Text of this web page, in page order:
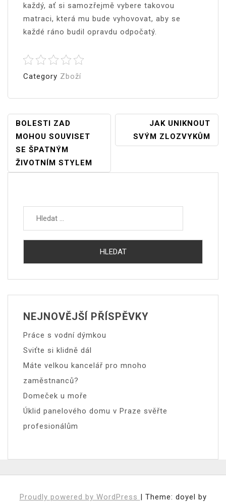
každý, ať si samozřejmě vybere takovou
matraci, která mu bude vyhovovat, aby se
každé ráno budil opravdu odpočatý.
Category Zboží
Navigace
Pro
Příspěvek
BOLESTI ZAD
MOHOU SOUVISET
SE ŠPATNÝM
ŽIVOTNÍM STYLEM
JAK UNIKNOUT
SVÝM ZLOZVYKŮM
NEJNOVĚJŠÍ PŘÍSPĚVKY
Práce s vodní dýmkou
Sviťte si klidně dál
Máte velkou kancelář pro mnoho
zaměstnanců?
Domeček u moře
Úklid panelového domu v Praze svěřte
profesionálům
Proudly powered by WordPress | Theme: doyel by